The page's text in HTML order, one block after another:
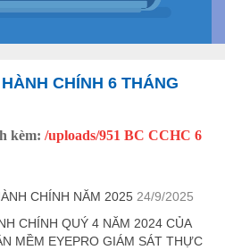
CHÍNH 6 THÁNG
kèm: /uploads/951 BC CCHC 6
CHÍNH NĂM 2025 24/9/2025
CHÍNH QUÝ 4 NĂM 2024 CỦA
MỀM EYEPRO GIÁM SÁT THỰC